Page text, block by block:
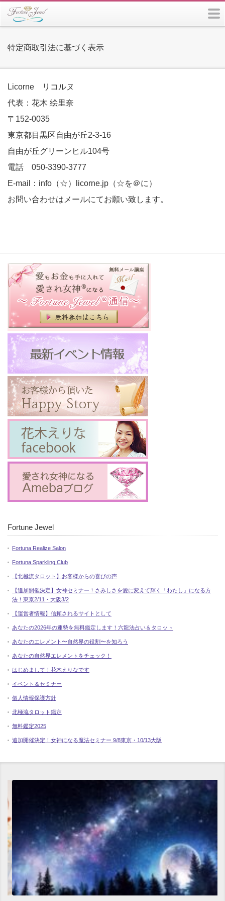
特定商取引法に基づく表示
Licorne リコルヌ
代表：花木 絵里奈
〒152-0035
東京都目黒区自由が丘2-3-16
自由が丘グリーンヒル104号
電話 050-3390-3777
E-mail：info（☆）licorne.jp（☆を＠に）
お問い合わせはメールにてお願い致します。
Fortune Jewel
Fortuna Realize Salon
Fortuna Sparkling Club
【北極流タロット】お客様からの喜びの声
【追加開催決定】女神セミナー！さみしさを愛に変えて輝く「わたし」になる方
法！東京2/11・大阪3/2
【運営者情報】信頼されるサイトとして
あなたの2026年の運勢を無料鑑定します！六龍法占い＆タロット
あなたのエレメント〜自然界の役割〜を知ろう
あなたの自然界エレメントをチェック！
はじめまして！花木えりなです
イベント＆セミナー
個人情報保護方針
北極流タロット鑑定
無料鑑定2025
追加開催決定！女神になる魔法セミナー 9/8東京・10/13大阪